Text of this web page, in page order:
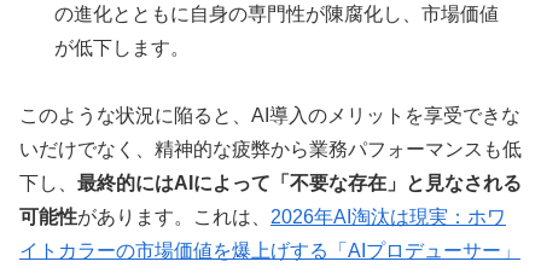
の進化とともに自身の専門性が陳腐化し、市場価値
が低下します。
このような状況に陥ると、AI導入のメリットを享受できな
いだけでなく、精神的な疲弊から業務パフォーマンスも低
下し、 最終的にはAIによって「不要な存在」と見なされる
可能性があります。これは、 2026年AI淘汰は現実：ホワ
イトカラーの市場価値を爆上げする「AIプロデューサー」